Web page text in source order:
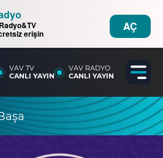
erişin
AÇ
VAV TV
CANLI YAYIN
VAV RADYO
CANLI YAYIN